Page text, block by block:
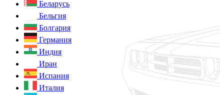
Беларусь
Бельгия
Болгария
Германия
Индия
Иран
Испания
Италия